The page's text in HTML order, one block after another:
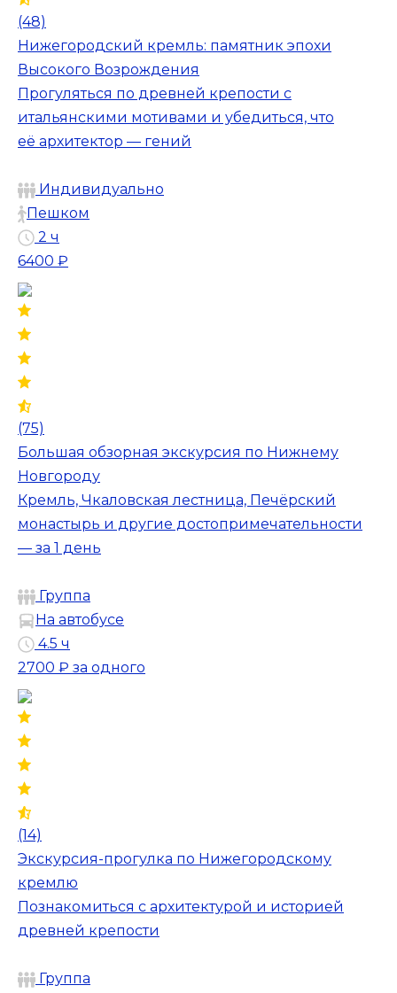
(48)
Нижегородский кремль: памятник эпохи
Высокого Возрождения
Прогуляться по древней крепости с
итальянскими мотивами и убедиться, что
её архитектор — гений
Индивидуально
Пешком
2 ч
6400 ₽
(75)
Большая обзорная экскурсия по Нижнему
Новгороду
Кремль, Чкаловская лестница, Печёрский
монастырь и другие достопримечательности
— за 1 день
Группа
На автобусе
4.5 ч
2700 ₽ за одного
(14)
Экскурсия-прогулка по Нижегородскому
кремлю
Познакомиться с архитектурой и историей
древней крепости
Группа